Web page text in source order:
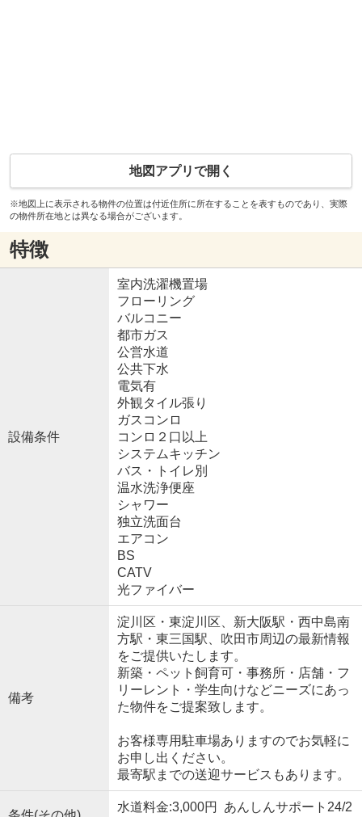
地図アプリで開く
※地図上に表示される物件の位置は付近住所に所在することを表すものであり、実際
の物件所在地とは異なる場合がございます。
特徴
設備条件
室内洗濯機置場
フローリング
バルコニー
都市ガス
公営水道
公共下水
電気有
外観タイル張り
ガスコンロ
コンロ２口以上
システムキッチン
バス・トイレ別
温水洗浄便座
シャワー
独立洗面台
エアコン
BS
CATV
光ファイバー
備考
淀川区・東淀川区、新大阪駅・西中島南
方駅・東三国駅、吹田市周辺の最新情報
をご提供いたします。
新築・ペット飼育可・事務所・店舗・フ
リーレント・学生向けなどニーズにあっ
た物件をご提案致します。
お客様専用駐車場ありますのでお気軽に
お申し出ください。
最寄駅までの送迎サービスもあります。
水道料金:3,000円 あんしんサポート24/2